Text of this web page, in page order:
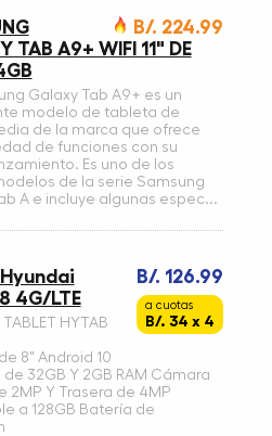
B/. 224.99
TAB A9+ WIFI 11" DE
Galaxy Tab A9+ es un
modelo de tableta de
de la marca que ofrece
de funciones con su
Es uno de los
de la serie Samsung
A e incluye algunas espec...
B/. 126.99
a cuotas
B/. 34 x 4
4G/LTE
TABLET HYTAB
8" Android 10
32GB Y 2GB RAM Cámara
2MP Y Trasera de 4MP
a 128GB Batería de